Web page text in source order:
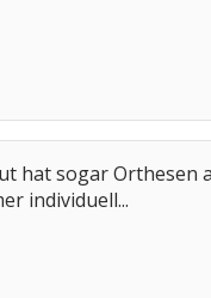
hat sogar Orthesen
individuell...